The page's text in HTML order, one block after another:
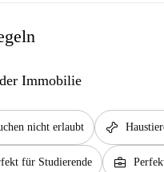
Immobilie
nicht erlaubt pet_supplies
für Studierende business_center